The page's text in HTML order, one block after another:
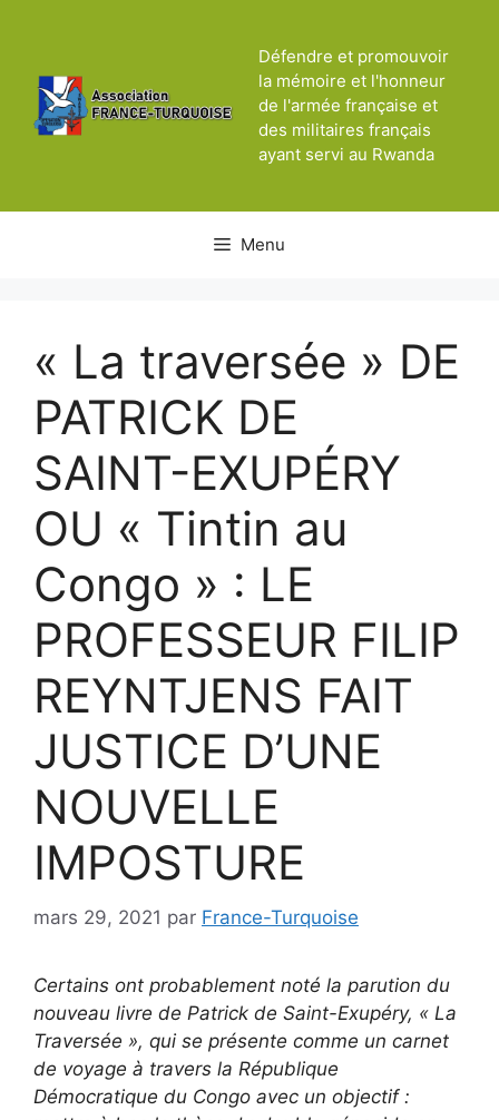
Défendre et promouvoir
la mémoire et l'honneur
de l'armée française et
des militaires français
ayant servi au Rwanda
Menu
« La traversée » DE
PATRICK DE
SAINT-EXUPÉRY
OU « Tintin au
Congo » : LE
PROFESSEUR FILIP
REYNTJENS FAIT
JUSTICE D’UNE
NOUVELLE
IMPOSTURE
mars 29, 2021 par France-Turquoise
Certains ont probablement noté la parution du
nouveau livre de Patrick de Saint-Exupéry, « La
Traversée », qui se présente comme un carnet
de voyage à travers la République
Démocratique du Congo avec un objectif :